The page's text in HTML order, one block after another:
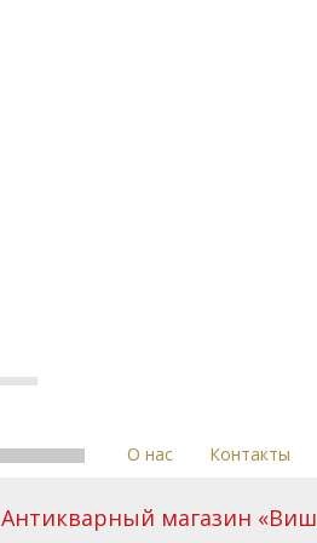
О нас Контакты
Антикварный магазин